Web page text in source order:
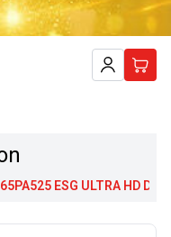
Hesabım
ESG ULTRA HD